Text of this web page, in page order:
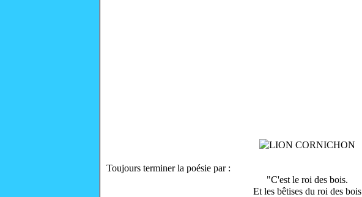
Toujours terminer la poésie par :
"C'est le roi des bois.
Et les bêtises du roi des bois